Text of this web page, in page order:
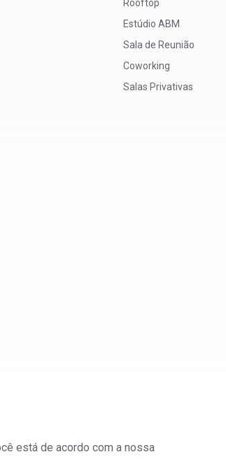
está de acordo com a nossa
Rooftop
Estúdio ABM
Sala de Reunião
Coworking
Salas Privativas